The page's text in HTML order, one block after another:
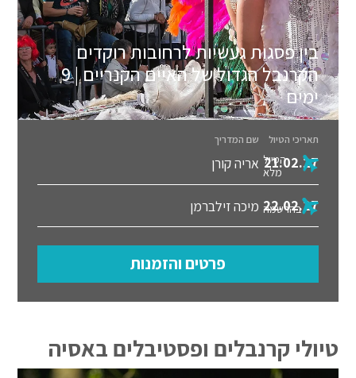
בין פסגות געשיות לרחובות רוקדים
הקרנבל הגדול של האיים הקנריים | 9
ימים
תאריכי הטיול שם המדריך
21.02.27 אריה קורן הטיול
מלא
22.02.27 מיכה זילברמן בהרשמה
פרטים והזמנות
טיולי קרנבלים ופסטיבלים באסיה